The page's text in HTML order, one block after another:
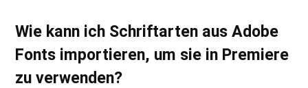
Wie kann ich Schriftarten aus Adobe
Fonts importieren, um sie in Premiere
zu verwenden?